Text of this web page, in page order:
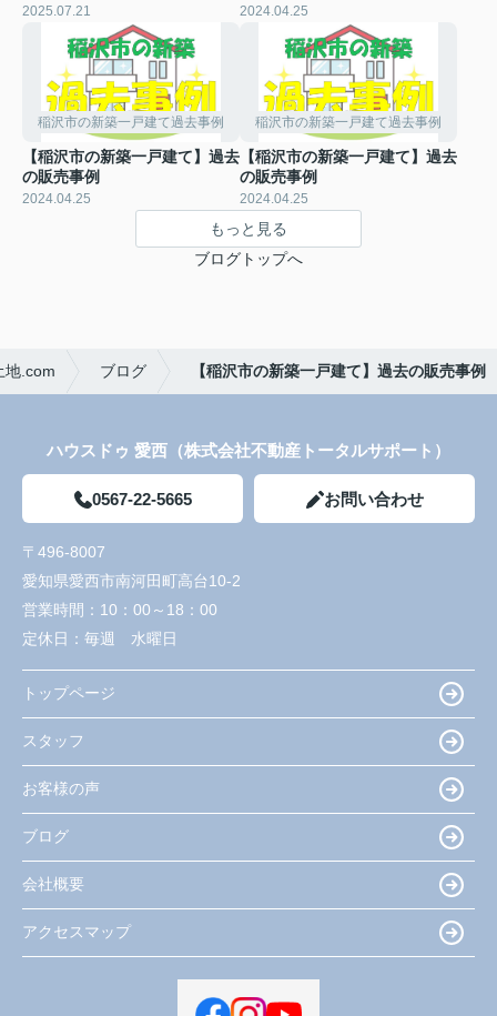
2025.07.21 2024.04.25
稲沢市の新築一戸建て過去事例
【稲沢市の新築一戸建て】過去
の販売事例
2024.04.25
稲沢市の新築一戸建て過去事例
【稲沢市の新築一戸建て】過去
の販売事例
2024.04.25
もっと見る
ブログトップへ
地.com ブログ 【稲沢市の新築一戸建て】過去の販売事例
ハウスドゥ 愛西（株式会社不動産トータルサポート）
0567-22-5665 お問い合わせ
〒496-8007
愛知県愛西市南河田町高台10-2
営業時間： 10：00～18：00
定休日： 毎週 水曜日
トップページ
スタッフ
お客様の声
ブログ
会社概要
アクセスマップ